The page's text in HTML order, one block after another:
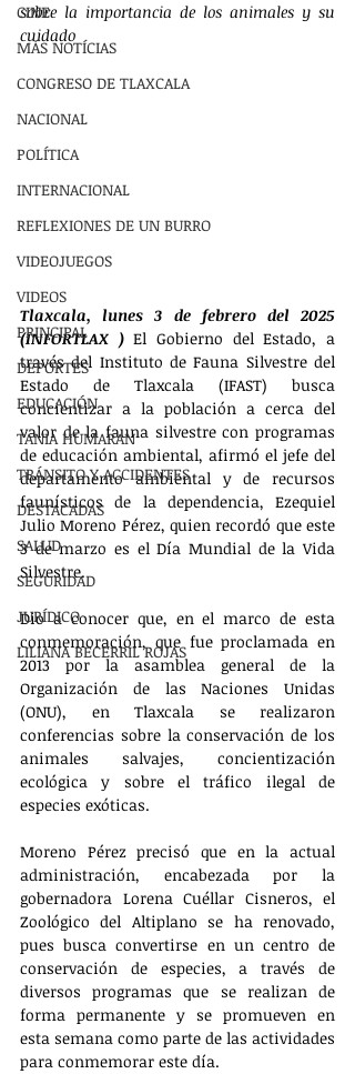
CINE
MÁS NOTÍCIAS
CONGRESO DE TLAXCALA
NACIONAL
POLÍTICA
INTERNACIONAL
REFLEXIONES DE UN BURRO
VIDEOJUEGOS
VIDEOS
PRINCIPAL
DEPORTES
EDUCACIÓN
TANIA HUMARAN
TRÁNSITO Y ACCIDENTES
DESTACADAS
SALUD
SEGURIDAD
JURÍDICO
LILIANA BECERRIL ROJAS
sobre la importancia de los animales y su
cuidado
Tlaxcala, lunes 3 de febrero del 2025
(INFORTLAX ) El Gobierno del Estado, a
través del Instituto de Fauna Silvestre del
Estado de Tlaxcala (IFAST) busca
concientizar a la población a cerca del
valor de la fauna silvestre con programas
de educación ambiental, afirmó el jefe del
departamento ambiental y de recursos
faunísticos de la dependencia, Ezequiel
Julio Moreno Pérez, quien recordó que este
3 de marzo es el Día Mundial de la Vida
Silvestre.
Dio a conocer que, en el marco de esta
conmemoración, que fue proclamada en
2013 por la asamblea general de la
Organización de las Naciones Unidas
(ONU), en Tlaxcala se realizaron
conferencias sobre la conservación de los
animales salvajes, concientización
ecológica y sobre el tráfico ilegal de
especies exóticas.
Moreno Pérez precisó que en la actual
administración, encabezada por la
gobernadora Lorena Cuéllar Cisneros, el
Zoológico del Altiplano se ha renovado,
pues busca convertirse en un centro de
conservación de especies, a través de
diversos programas que se realizan de
forma permanente y se promueven en
esta semana como parte de las actividades
para conmemorar este día.